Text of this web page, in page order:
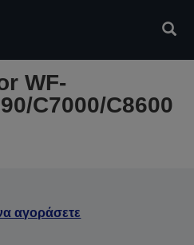
WF-
C7000/C8600
αγοράσετε